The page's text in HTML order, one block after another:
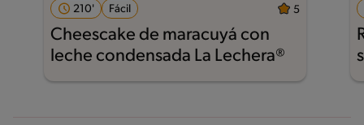
210' Fácil 5
Cheescake de maracuyá con
leche condensada La Lechera®